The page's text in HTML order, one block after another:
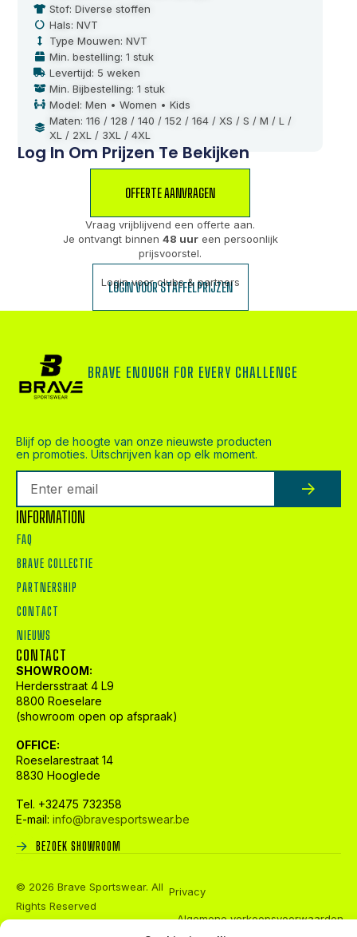
Stof: Diverse stoffen
Hals: NVT
Type Mouwen: NVT
Min. bestelling: 1 stuk
Levertijd: 5 weken
Min. Bijbestelling: 1 stuk
Model: Men • Women • Kids
Maten: 116 / 128 / 140 / 152 / 164 / XS / S / M / L /
XL / 2XL / 3XL / 4XL
Log In Om Prijzen Te Bekijken
OFFERTE AANVRAGEN
Vraag vrijblijvend een offerte aan.
Je ontvangt binnen 48 uureen persoonlijk
prijsvoorstel.
LOGIN VOOR STAFFELPRIJZEN
Login voor clubs & partners
BRAVE ENOUGH FOR EVERY CHALLENGE
Blijf op de hoogte van onze nieuwste producten
en promoties. Uitschrijven kan op elk moment.
INFORMATION
FAQ
BRAVE COLLECTIE
PARTNERSHIP
CONTACT
NIEUWS
CONTACT
SHOWROOM:
Herdersstraat 4 L9
8800 Roeselare
(showroom open op afspraak)
OFFICE:
Roeselarestraat 14
8830 Hooglede
Tel. +32475 732358
E-mail: info@bravesportswear.be
BEZOEK SHOWROOM
© 2026 Brave Sportswear. All
Rights Reserved
Privacy
Algemene verkoopsvoorwaarden